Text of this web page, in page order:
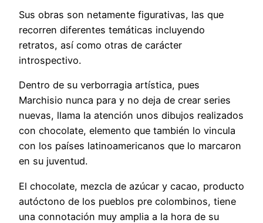
Sus obras son netamente figurativas, las que
recorren diferentes temáticas incluyendo
retratos, así como otras de carácter
introspectivo.
Dentro de su verborragia artística, pues
Marchisio nunca para y no deja de crear series
nuevas, llama la atención unos dibujos realizados
con chocolate, elemento que también lo vincula
con los países latinoamericanos que lo marcaron
en su juventud.
El chocolate, mezcla de azúcar y cacao, producto
autóctono de los pueblos pre colombinos, tiene
una connotación muy amplia a la hora de su